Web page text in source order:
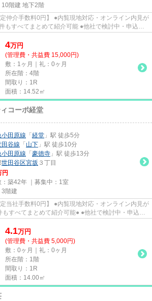
10階建 地下2階
仲介手数料0円】 ●内覧現地対応・オンライン内見が
もすべてまとめて紹介可能 ●他社で検討中・申込み
4万円
(管理費・共益費 15,000円)
敷：1ヶ月｜礼：0ヶ月
所在階：4階
間取り：1R
面積：14.52㎡
コーポ経堂
田原線 「 経堂 」駅 徒歩5分
谷線 「 山下 」駅 徒歩10分
田原線 「 豪徳寺 」駅 徒歩13分
世田谷区宮坂 ３丁目
円
築42年 ｜募集中： 1室
3階建
当社手数料0円】 ●内覧現地対応・オンライン内見が
すべてまとめて紹介可能● ●他社で検討中・申込み
4.1万円
(管理費・共益費 5,000円)
敷：0ヶ月｜礼：0ヶ月
所在階：1階
間取り：1R
面積：14.00㎡